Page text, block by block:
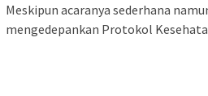
Meskipun acaranya sederhana
mengedepankan Protokol